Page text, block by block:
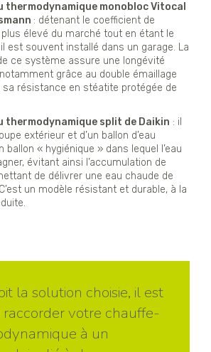
thermodynamique monobloc Vitocal
: détenant le coefficient de
élevé du marché tout en étant le
est souvent installé dans un garage. La
ce système assure une longévité
grâce au double émaillage
résistance en stéatite protégée de
thermodynamique split de Daikin : il
extérieur et d’un ballon d’eau
ballon « hygiénique » dans lequel l’eau
évitant ainsi l’accumulation de
de délivrer une eau chaude de
un modèle résistant et durable, à la
la solution choisie, il est
raccorder votre chauffe-
à un